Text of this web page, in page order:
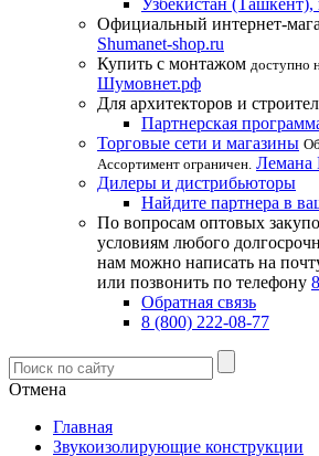
Узбекистан (Ташкент),
Официальный интернет-
Shumanet-shop.ru
Купить с монтажом доступно
Шумовнет.рф
Для архитекторов и
Партнерская
Торговые сети и магазины
Ассортимент ограничен.
Дилеры и дистрибьюторы
Найдите партнера в
По вопросам оптовых
условиям любого
нам можно написать на
или позвонить по телефону
Обратная связь
8 (800) 222-08-77
Отмена
Главная
Звукоизолирующие конструкции